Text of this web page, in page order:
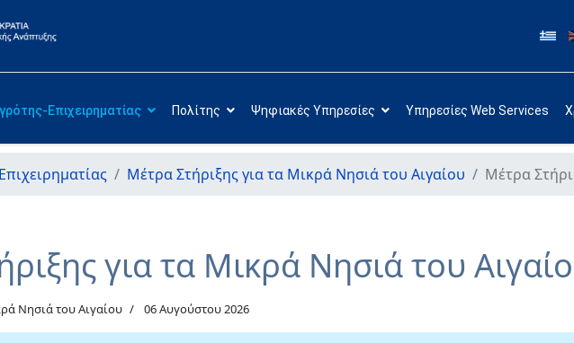
Επιχειρηματίας Πολίτης Ψηφιακές Υπηρεσίες Υπηρεσίες Web Services
Μέτρα Στήριξης για τα Μικρά Νησιά του Αιγαίου Μέτρα
για τα Μικρά Νησιά του
Νησιά του Αιγαίου 06 Αυγούστου 2026